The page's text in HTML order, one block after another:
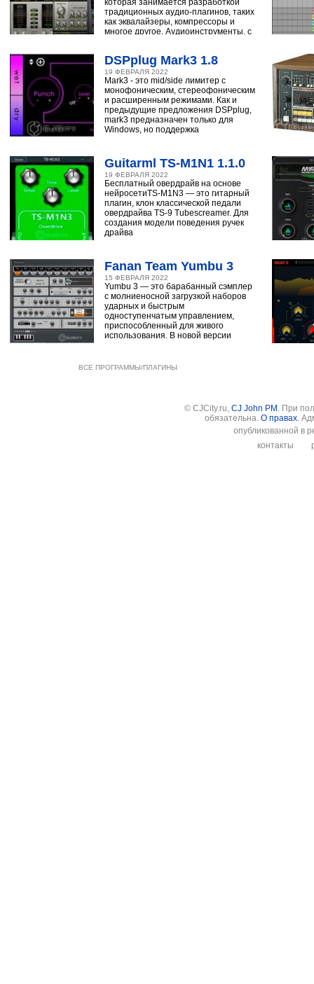
традиционных аудио-плагинов, таких
как эквалайзеры, компрессоры и
многое другое. Аудиоинструменты, с
DSPplug Mark3 1.8
19 ФЕВРАЛЯ 2022
Mark3 - это mid/side лимитер с
монофоническим, стереофоническим
и расширенным режимами. Как и
предыдущие предложения DSPplug,
mark3 предназначен только для
Windows, но поддержка
Guitarml TS-M1N1 1.1.0
19 ФЕВРАЛЯ 2022
Бесплатный овердрайв на основе
нейросетиTS-M1N3 — это гитарный
плагин, клон классической педали
овердрайва TS-9 Tubescreamer. Для
создания модели поведения ручек
драйва
Fanan Team Yumbu 3
15 ФЕВРАЛЯ 2022
Yumbu 3 — это барабанный сэмплер
с молниеносной загрузкой наборов
ударных и быстрым
одноступенчатым управлением,
приспособленный для живого
использования. В новой версии
ВСЕ ПРОГРАММЫ/ПЛАГИНЫ
© CJCity.ru, CJ John PM . При
обязательна. О правах .
опубликованной в
контакты